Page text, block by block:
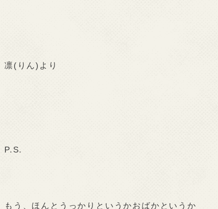
凛(りん)より
P.S.
もう、ほんとうっかりというかおばかというか